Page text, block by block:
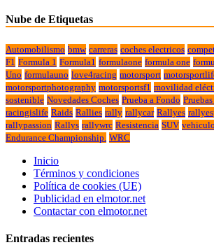
Nube de Etiquetas
Automobilismo bmw carreras coches electricos
F1 Formula 1 Formula1 formulaone formula one
Uno formulauno love4racing motorsport
motorsportphotography motorsportsf1 movilidad
sostenible Novedades Coches Prueba a Fondo
racingislife Raids Rallies rally rallycar Rallyes
rallypassion Rallys rallywrc Resistencia SUV
Endurance Championship. WRC
Inicio
Términos y condiciones
Política de cookies (UE)
Publicidad en elmotor.net
Contactar con elmotor.net
Entradas recientes